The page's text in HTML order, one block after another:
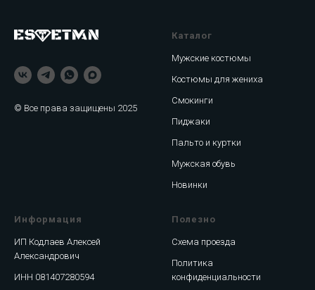
© Все права защищены 2025
Каталог
Мужские костюмы
Костюмы для жениха
Смокинги
Пиджаки
Пальто и куртки
Мужская обувь
Новинки
Информация
ИП Кодлаев Алексей
Александрович
ИНН 081407280594
Полезно
Схема проезда
Политика
конфиденциальности